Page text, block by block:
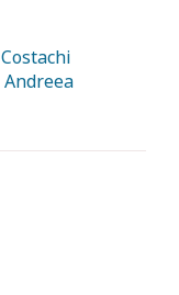
Andreea